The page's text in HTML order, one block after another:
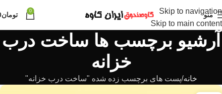
Skip to navigation
Skip to main content
منو 0 تومان
آرشیو برچسب ها ساخت درب
خزانه
خانه پست های برچسب زده شده "ساخت درب خزانه"